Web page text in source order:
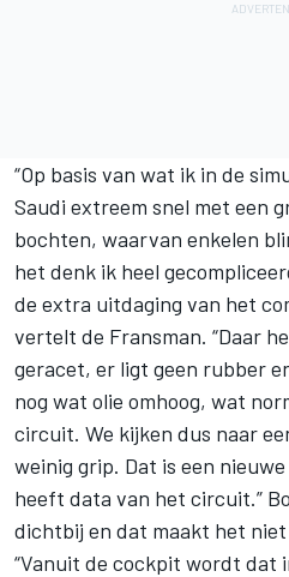
“Op basis van wat ik in de
Saudi extreem snel met een
bochten, waarvan enkelen
het denk ik heel
de extra uitdaging van het
vertelt de Fransman. “Daar
geracet, er ligt geen rubber
nog wat olie omhoog, wat
circuit. We kijken dus naar
weinig grip. Dat is een
heeft data van het circuit.”
dichtbij en dat maakt het niet
“Vanuit de cockpit wordt dat